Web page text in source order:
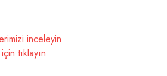
inceleyin
tıklayın